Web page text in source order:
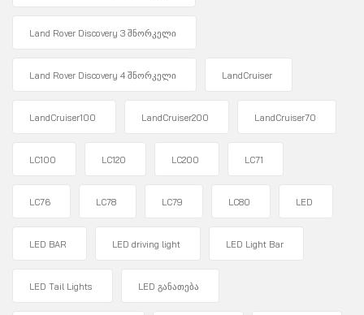
Land Rover Discovery 3 შნორკელი
Land Rover Discovery 4 შნორკელი LandCruiser
LandCruiser100 LandCruiser200 LandCruiser70
LC100 LC120 LC200 LC71
LC76 LC78 LC79 LC80 LED
LED BAR LED driving light LED Light Bar
LED Tail Lights LED განათება